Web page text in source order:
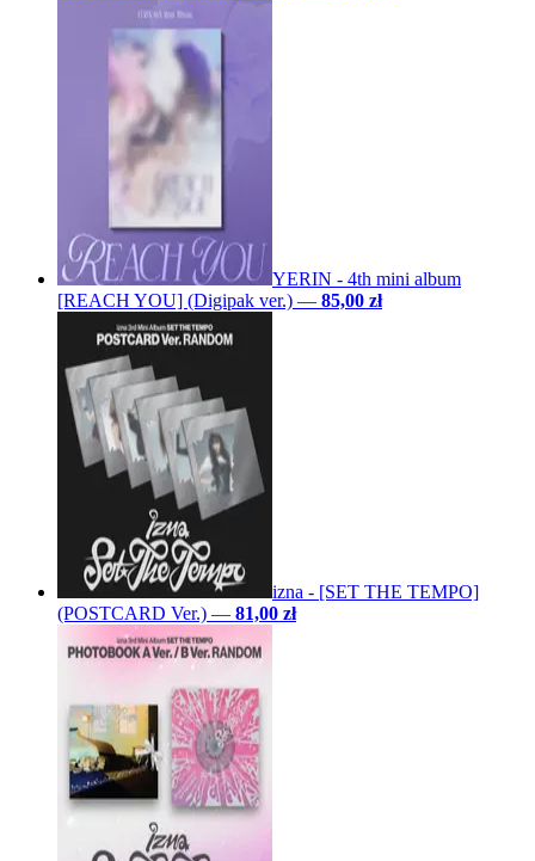
YERIN - 4th mini album
[REACH YOU] (Digipak ver.) — 85,00 zł
izna - [SET THE TEMPO]
(POSTCARD Ver.) — 81,00 zł